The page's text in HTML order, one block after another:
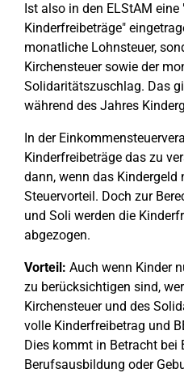
Ist also in den ELStAM eine
Kinderfreibeträge"
monatliche Lohnsteuer,
Kirchensteuer sowie der
Solidaritätszuschlag. Das
während des Jahres
In der
Kinderfreibeträge das zu
dann, wenn das
Steuervorteil. Doch zur
und Soli werden die
abgezogen.
Vorteil: Auch wenn Kinder
zu berücksichtigen sind,
Kirchensteuer und des
volle Kinderfreibetrag und
Dies kommt in Betracht bei
Berufsausbildung oder